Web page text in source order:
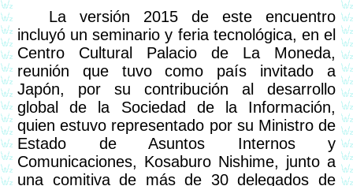
La versión 2015 de este encuentro
incluyó un seminario y feria tecnológica, en el
Centro Cultural Palacio de La Moneda,
reunión que tuvo como país invitado a
Japón, por su contribución al desarrollo
global de la Sociedad de la Información,
quien estuvo representado por su Ministro de
Estado de Asuntos Internos y
Comunicaciones, Kosaburo Nishime, junto a
una comitiva de más de 30 delegados de